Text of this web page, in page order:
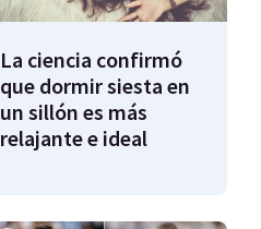
La ciencia confirmó
que dormir siesta en
un sillón es más
relajante e ideal